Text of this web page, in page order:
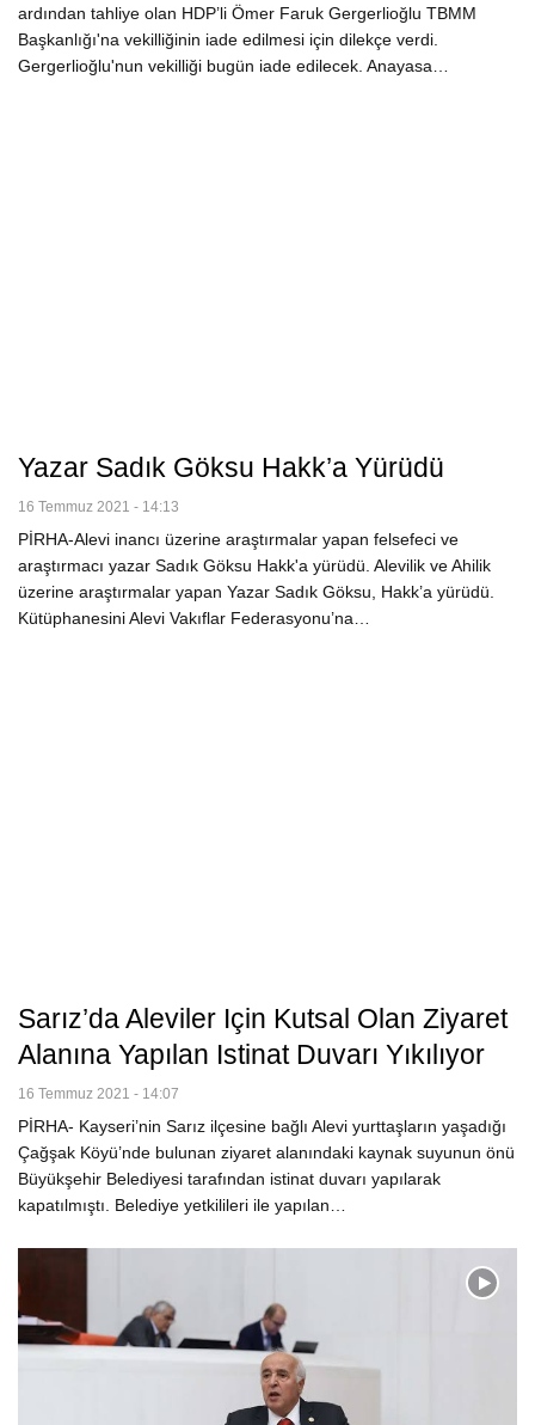
ardından tahliye olan HDP’li Ömer Faruk Gergerlioğlu TBMM
Başkanlığı'na vekilliğinin iade edilmesi için dilekçe verdi.
Gergerlioğlu'nun vekilliği bugün iade edilecek. Anayasa…
Yazar Sadık Göksu Hakk’a Yürüdü
16 Temmuz 2021 - 14:13
PİRHA-Alevi inancı üzerine araştırmalar yapan felsefeci ve
araştırmacı yazar Sadık Göksu Hakk'a yürüdü. Alevilik ve Ahilik
üzerine araştırmalar yapan Yazar Sadık Göksu, Hakk’a yürüdü.
Kütüphanesini Alevi Vakıflar Federasyonu’na…
Sarız’da Aleviler Için Kutsal Olan Ziyaret
Alanına Yapılan Istinat Duvarı Yıkılıyor
16 Temmuz 2021 - 14:07
PİRHA- Kayseri’nin Sarız ilçesine bağlı Alevi yurttaşların yaşadığı
Çağşak Köyü’nde bulunan ziyaret alanındaki kaynak suyunun önü
Büyükşehir Belediyesi tarafından istinat duvarı yapılarak
kapatılmıştı. Belediye yetkilileri ile yapılan…